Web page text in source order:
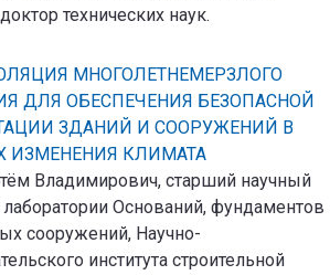
технических наук.
МНОГОЛЕТНЕМЕРЗЛОГО
ДЛЯ ОБЕСПЕЧЕНИЯ БЕЗОПАСНОЙ
ЗДАНИЙ И СООРУЖЕНИЙ В
ИЗМЕНЕНИЯ КЛИМАТА
Владимирович, старший научный
лаборатории Оснований, фундаментов
сооружений, Научно-
института строительной